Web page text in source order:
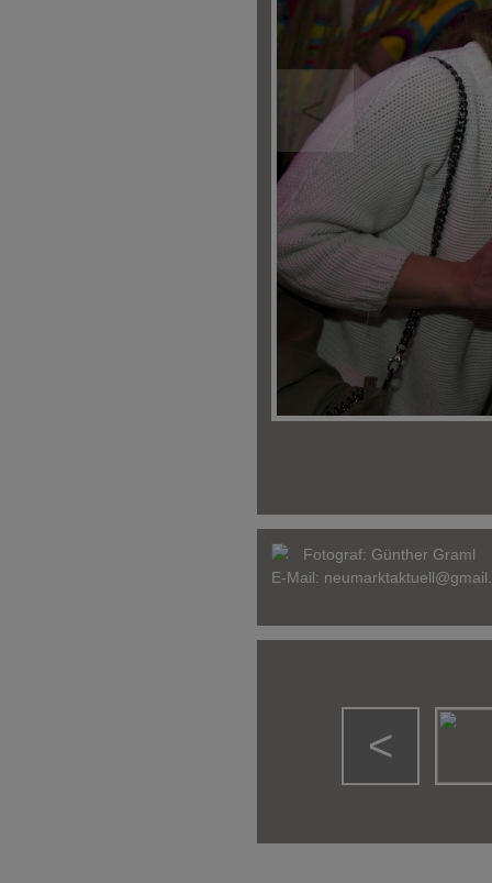
<
Fotograf: Günther Graml
E-Mail:
<